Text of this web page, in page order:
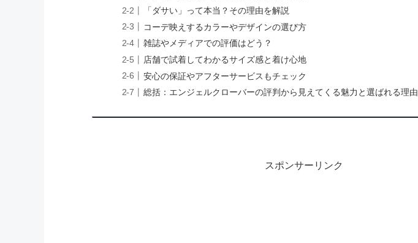
「ダサい」って本当？その理由を解説
コーデ映えするカラーやデザインの選び方
雑誌やメディアでの評価はどう？
店舗で試着してわかるサイズ感と着け心地
安心の保証やアフターサービスもチェック
総括：エンジェルクローバーの評判から見えてくる魅力と選ばれる理由
スポンサーリンク